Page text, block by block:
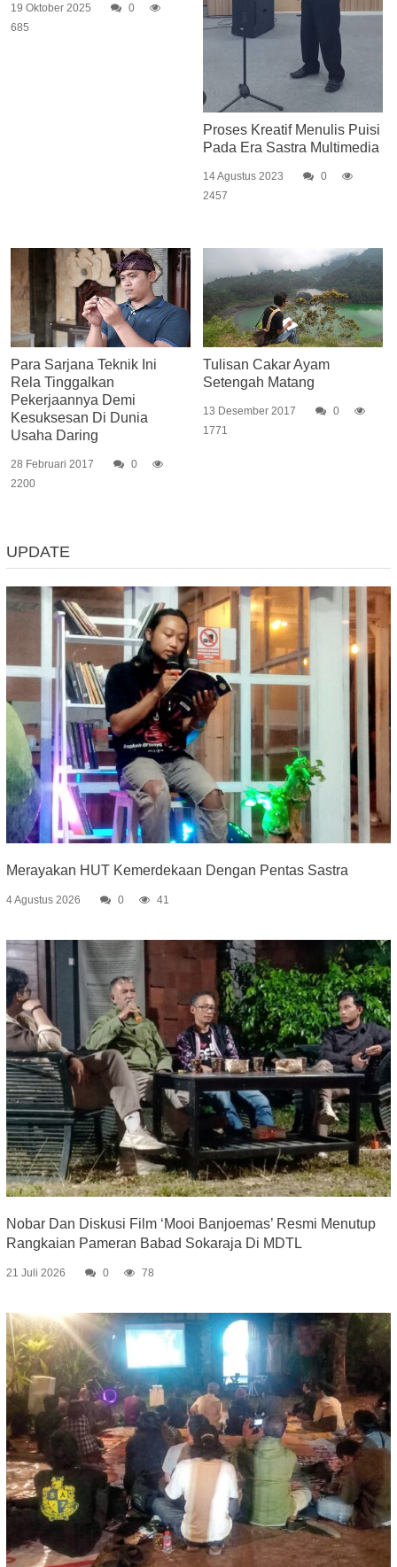
19 Oktober 2025
0
685
Proses Kreatif Menulis Puisi
Pada Era Sastra Multimedia
14 Agustus 2023
0
2457
Para Sarjana Teknik Ini
Rela Tinggalkan
Pekerjaannya Demi
Kesuksesan Di Dunia
Usaha Daring
28 Februari 2017
0
2200
Tulisan Cakar Ayam
Setengah Matang
13 Desember 2017
0
1771
UPDATE
Merayakan HUT Kemerdekaan Dengan Pentas Sastra
4 Agustus 2026 0 41
Nobar Dan Diskusi Film ‘Mooi Banjoemas’ Resmi Menutup
Rangkaian Pameran Babad Sokaraja Di MDTL
21 Juli 2026 0 78